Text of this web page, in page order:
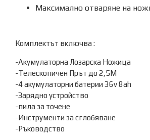
Максимално отваряне на
Комплектът включва :
-Акумулаторна Лозарска Ножица
-Телескопичен Прът до 2,5М
-4 акумулаторни батерии 36v 8ah
-Зарядно устройство
-пила за точене
-Инструменти за сглобяване
-Ръководство